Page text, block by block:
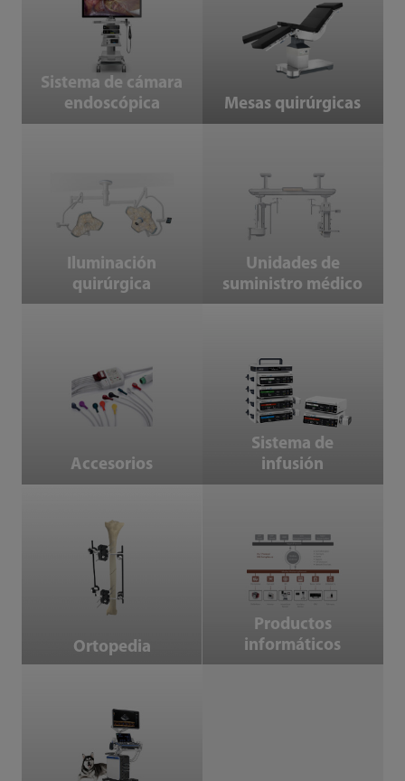
Sistema de cámara
endoscópica
Mesas quirúrgicas
Iluminación
quirúrgica
Unidades de
suministro médico
Accesorios
Sistema de
infusión
Ortopedia
Productos
informáticos